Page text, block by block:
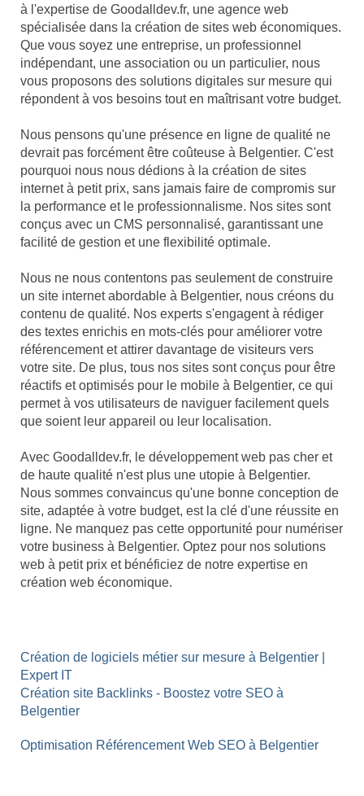
à l'expertise de Goodalldev.fr, une agence web
spécialisée dans la création de sites web économiques.
Que vous soyez une entreprise, un professionnel
indépendant, une association ou un particulier, nous
vous proposons des solutions digitales sur mesure qui
répondent à vos besoins tout en maîtrisant votre budget.
Nous pensons qu'une présence en ligne de qualité ne
devrait pas forcément être coûteuse à Belgentier. C'est
pourquoi nous nous dédions à la création de sites
internet à petit prix, sans jamais faire de compromis sur
la performance et le professionnalisme. Nos sites sont
conçus avec un CMS personnalisé, garantissant une
facilité de gestion et une flexibilité optimale.
Nous ne nous contentons pas seulement de construire
un site internet abordable à Belgentier, nous créons du
contenu de qualité. Nos experts s'engagent à rédiger
des textes enrichis en mots-clés pour améliorer votre
référencement et attirer davantage de visiteurs vers
votre site. De plus, tous nos sites sont conçus pour être
réactifs et optimisés pour le mobile à Belgentier, ce qui
permet à vos utilisateurs de naviguer facilement quels
que soient leur appareil ou leur localisation.
Avec Goodalldev.fr, le développement web pas cher et
de haute qualité n'est plus une utopie à Belgentier.
Nous sommes convaincus qu'une bonne conception de
site, adaptée à votre budget, est la clé d'une réussite en
ligne. Ne manquez pas cette opportunité pour numériser
votre business à Belgentier. Optez pour nos solutions
web à petit prix et bénéficiez de notre expertise en
création web économique.
Création de logiciels métier sur mesure à Belgentier |
Expert IT
Création site Backlinks - Boostez votre SEO à
Belgentier
Optimisation Référencement Web SEO à Belgentier